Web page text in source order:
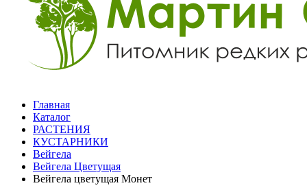
Главная
Каталог
РАСТЕНИЯ
КУСТАРНИКИ
Вейгела
Вейгела Цветущая
Вейгела цветущая Монет